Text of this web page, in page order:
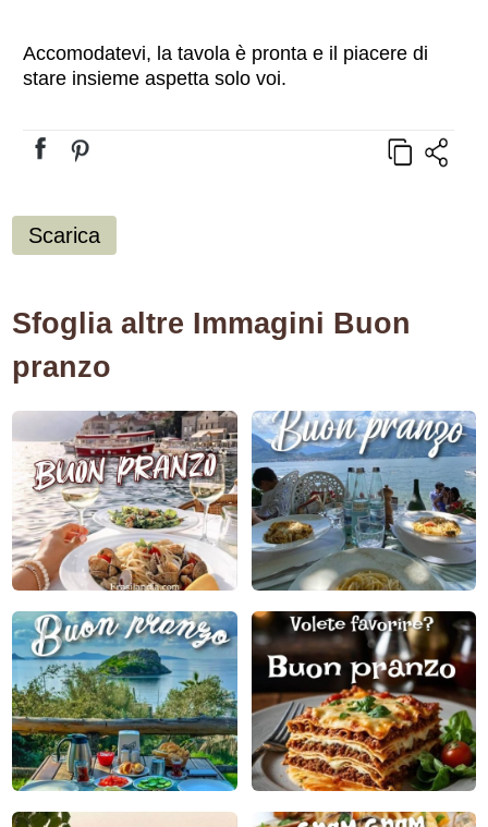
Accomodatevi, la tavola è pronta e il piacere di
stare insieme aspetta solo voi.
Scarica
Sfoglia altre Immagini Buon
pranzo